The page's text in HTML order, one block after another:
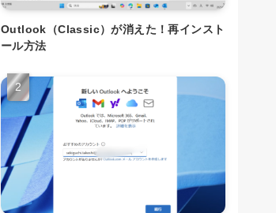
Outlook（Classic）が消えた！再インスト
ール方法